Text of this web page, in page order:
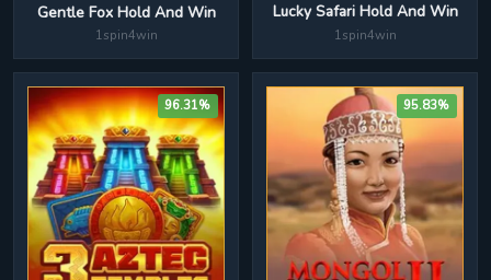
Gentle Fox Hold And Win
1spin4win
Lucky Safari Hold And Win
1spin4win
96.31% 95.83%